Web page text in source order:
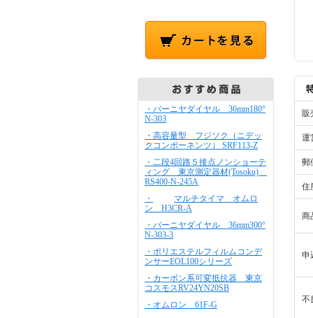
・バーニヤダイヤル 36mm180°
N-303
・高容量型 フジソク（ニデッ
クコンポーネンツ） SRF113-Z
・二段4回路５接点ノンショーテ
ィング 東京測定器材(Tosoku)
RS400-N-245A
・
マルチタイマ オムロ
ン H3CR-A
・バーニヤダイヤル 36mm300°
N-303-3
・ポリエステルフィルムコンデ
ンサーEOL100シリーズ
・カーボン系可変抵抗器 東京
コスモスRV24YN20SB
・オムロン 61F-G
販
運
郵
住
商
申
不